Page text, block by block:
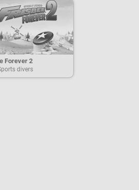
Forever 2
divers